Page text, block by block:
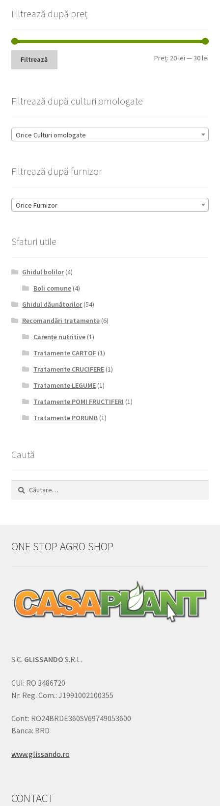
Filtrează după preț
Filtrează Preț: 20 lei —30 lei
Filtrează după culturi omologate
Orice Culturi omologate
Filtrează după furnizor
Orice Furnizor
Sfaturi utile
Ghidul bolilor(4)
Boli comune(4)
Ghidul dăunătorilor(54)
Recomandări tratamente (6)
Carențe nutritive(1)
Tratamente CARTOF(1)
Tratamente CRUCIFERE(1)
Tratamente LEGUME(1)
Tratamente POMI FRUCTIFERI (1)
Tratamente PORUMB(1)
Caută
Caută
ONE STOP AGRO SHOP
S.C. GLISSANDO S.R.L.
CUI: RO 3486720
Nr. Reg. Com.: J1991002100355
Cont: RO24BRDE360SV69749053600
Banca: BRD
www.glissando.ro
CONTACT